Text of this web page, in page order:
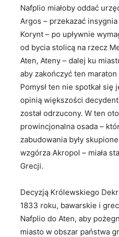
Nafplio miałoby oddać
Argos – przekazać
Korynt – po upływnie
od bycia stolicą na rzecz
Aten, Ateny – dalej ku
aby zakończyć ten
Pomysł ten nie spotkał się
opinią większości
został odrzucony. W ten
prowincjonalna osada –
zabudowania były
wzgórza Akropol – miała
Grecji.
Decyzją Królewskiego
1833 roku, bawarskie i
Nafplio do Aten, aby
miasto w obszar państwa